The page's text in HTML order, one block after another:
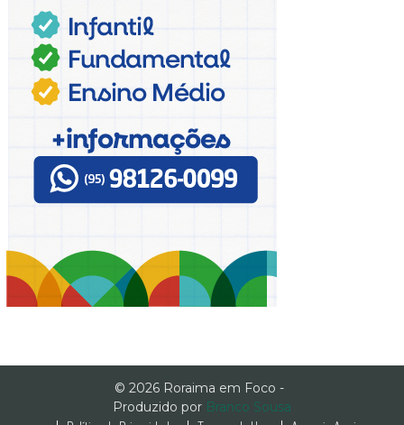
© 2026 Roraima em Foco -
Produzido por Branco Sousa